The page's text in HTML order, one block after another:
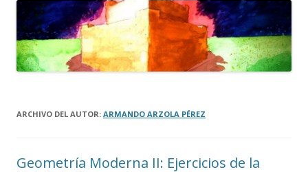
ARCHIVO DEL AUTOR: ARMANDO ARZOLA PÉREZ
Geometría Moderna II: Ejercicios de la